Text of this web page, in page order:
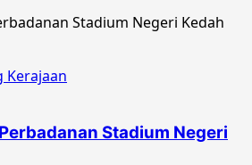
Kerajaan
Stadium Negeri